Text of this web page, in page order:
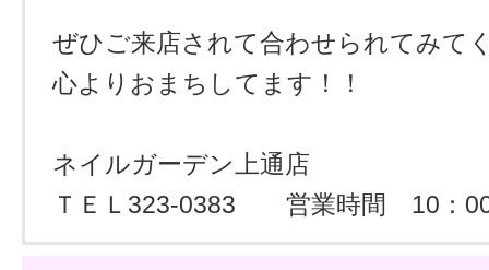
ぜひご来店されて合わせられてみて
心よりおまちしてます！！
ネイルガーデン上通店
ＴＥＬ323-0383 営業時間 10：00